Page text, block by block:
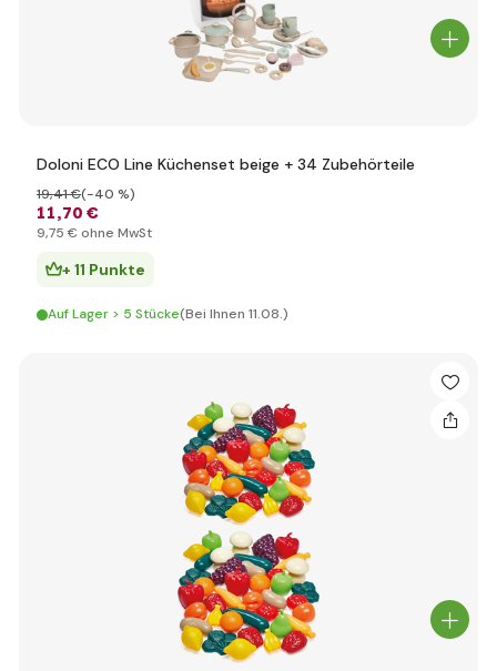
Doloni ECO Line Küchenset beige + 34 Zubehörteile
11,70 €
19,41 €(-40 %)
9,75 € ohne MwSt
+ 11 Punkte
Auf Lager > 5 Stücke(Bei Ihnen 11.08.)